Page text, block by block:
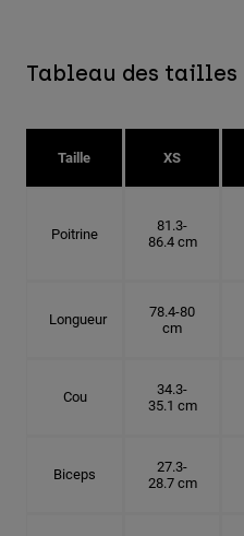
Tableau des tailles
Taille XS
Poitrine
81.3-
86.4 cm
Longueur
78.4-80
cm
Cou
34.3-
35.1 cm
Biceps
27.3-
28.7 cm